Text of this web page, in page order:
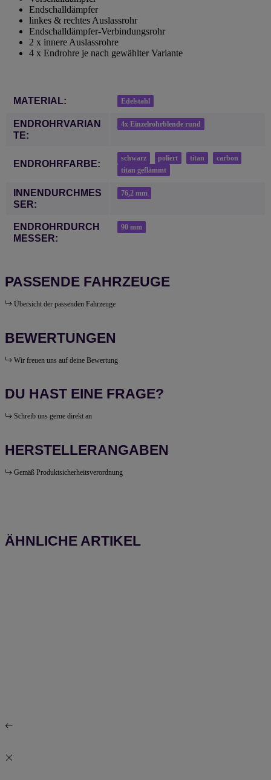
Endschalldämpfer
linkes & rechtes Auslassrohr
Endschalldämpfer-Verbindungsrohr
2 x innere Auslassrohre
4 x Endrohre je nach gewählter Variante
Produkteigenschaft
Wert
MATERIAL: Edelstahl
ENDROHRVARIAN
TE:
4x Einzelrohrblende rund
ENDROHRFARBE:
schwarz poliert titan
carbon
titan geflämmt
INNENDURCHMES
SER:
76,2 mm
ENDROHRDURCH
MESSER:
90 mm
PASSENDE FAHRZEUGE
Übersicht der passenden Fahrzeuge
BEWERTUNGEN
Wir freuen uns auf deine Bewertung
DU HAST EINE FRAGE?
Schreib uns gerne direkt an
HERSTELLERANGABEN
Gemäß Produktsicherheitsverordnung
ÄHNLICHE ARTIKEL